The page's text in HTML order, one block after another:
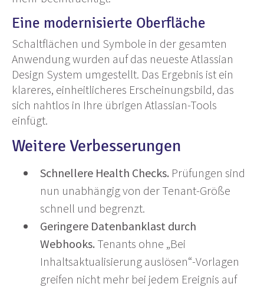
Eine modernisierte Oberfläche
Schaltflächen und Symbole in der gesamten
Anwendung wurden auf das neueste Atlassian
Design System umgestellt. Das Ergebnis ist ein
klareres, einheitlicheres Erscheinungsbild, das
sich nahtlos in Ihre übrigen Atlassian-Tools
einfügt.
Weitere Verbesserungen
Schnellere Health Checks. Prüfungen sind
nun unabhängig von der Tenant-Größe
schnell und begrenzt.
Geringere Datenbanklast durch
Webhooks. Tenants ohne „Bei
Inhaltsaktualisierung auslösen“-Vorlagen
greifen nicht mehr bei jedem Ereignis auf